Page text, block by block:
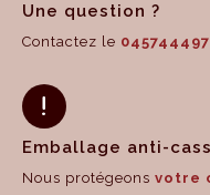
Une question ?
Contactez le
Emballage anti-
Nous protégeons votre